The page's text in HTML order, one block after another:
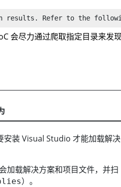
results. Refer to the
会尽力通过爬取指定目录来发现
安装 Visual Studio 才能加载解决
会加载解决方案和项目文件，并扫
）。